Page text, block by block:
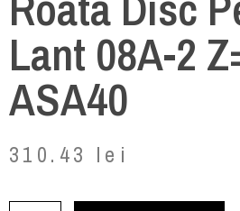
Lant 08A-2
ASA40
310.43 lei